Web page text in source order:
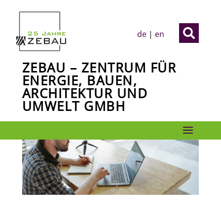

de | en
ZEBAU – ZENTRUM FÜR
ENERGIE, BAUEN,
ARCHITEKTUR UND
UMWELT GMBH